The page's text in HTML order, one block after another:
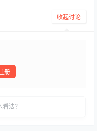
收起讨论
册
法？